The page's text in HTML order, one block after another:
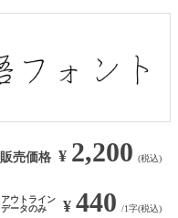
販売価格 ¥ 2,200 (税込)
アウトライン
データのみ
¥ 440 /1字(税込)